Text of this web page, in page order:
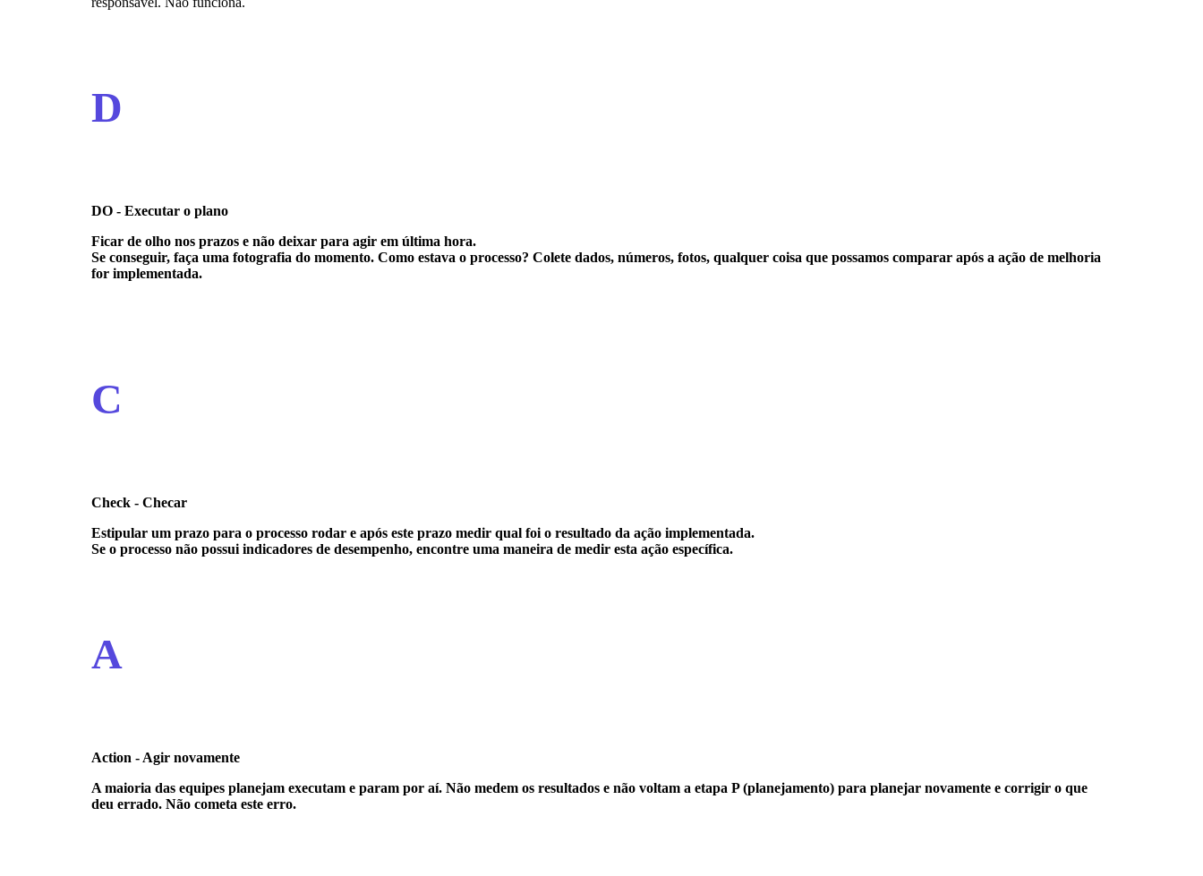
D
DO - Executar o plano
Ficar de olho nos prazos e não deixar para agir em última hora.
Se conseguir, faça uma fotografia do momento. Como estava o processo? Colete dados, números, fotos, qualquer coisa que possamos comparar após a ação de melhoria
for implementada.
C
Check - Checar
Estipular um prazo para o processo rodar e após este prazo medir qual foi o resultado da ação implementada.
Se o processo não possui indicadores de desempenho, encontre uma maneira de medir esta ação específica.
A
Action - Agir novamente
A maioria das equipes planejam executam e param por aí. Não medem os resultados e não voltam a etapa P (planejamento) para planejar novamente e corrigir o que
deu errado. Não cometa este erro.